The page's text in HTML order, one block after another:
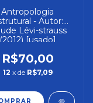
Antropologia
- Autor:
Lévi-strauss
(2012) [usado]
R$70,00
12 x de R$7,09